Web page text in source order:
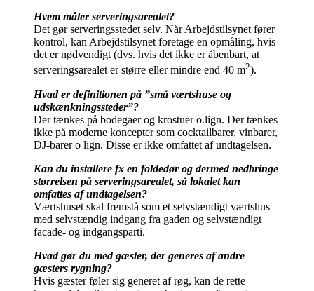
Hvem måler serveringsarealet?
Det gør serveringsstedet selv. Når Arbejdstilsynet fører
kontrol, kan Arbejdstilsynet foretage en opmåling, hvis
det er nødvendigt (dvs. hvis det ikke er åbenbart, at
serveringsarealet er større eller mindre end 40 m2).
Hvad er definitionen på ”små værtshuse og
udskænkningssteder”?
Der tænkes på bodegaer og krostuer o.lign. Der tænkes
ikke på moderne koncepter som cocktailbarer, vinbarer,
DJ-barer o lign. Disse er ikke omfattet af undtagelsen.
Kan du installere fx en foldedør og dermed nedbringe
størrelsen på serveringsarealet, så lokalet kan
omfattes af undtagelsen?
Værtshuset skal fremstå som et selvstændigt værtshus
med selvstændig indgang fra gaden og selvstændigt
facade- og indgangsparti.
Hvad gør du med gæster, der generes af andre
gæsters rygning?
Hvis gæster føler sig generet af røg, kan de rette